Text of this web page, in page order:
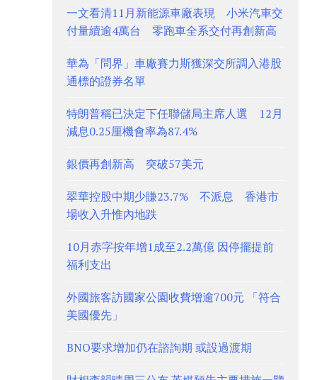
一文看清11月新能源車廠表現 小米汽車交
付量續逾4萬台 零跑車全系交付再創新高
華為「問界」車廠賽力斯獲深交所調入港股
通標的證券名單
特朗普稱已決定下任聯儲局主席人選 12月
減息0.25厘機會率為87.4%
銀價再創新高 突破57美元
翠華控股中期少賺23.7% 不派息 香港市
場收入升惟內地跌
10月赤字按年增1成至2.2萬億 因停擺提前
福利支出
外國旅客訪國家公園收費增逾700元 「符合
美國優先」
BNO要求增加仍在諮詢期 或設過渡期